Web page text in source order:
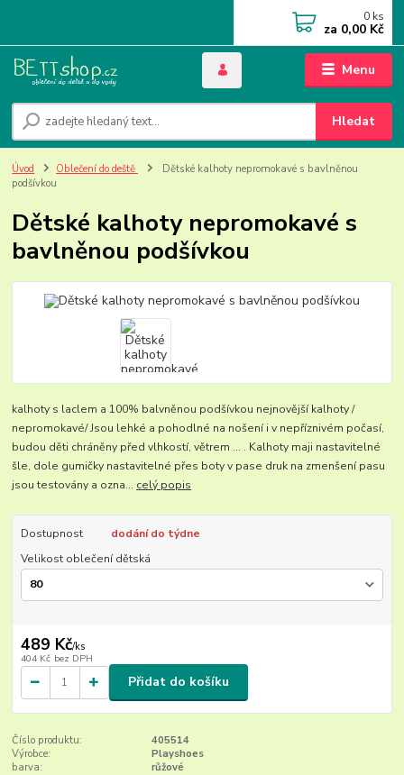
Menu
Hledat
0 ks
za 0,00 Kč
Úvod Oblečení do deště
Dětské kalhoty nepromokavé s bavlněnou
podšívkou
Dětské kalhoty nepromokavé s
bavlněnou podšívkou
kalhoty s laclem a 100% balvněnou podšívkou nejnovější kalhoty /
nepromokavé/ Jsou lehké a pohodlné na nošení i v nepříznivém počasí,
budou děti chráněny před vlhkostí, větrem ... . Kalhoty maji nastavitelné
šle, dole gumičky nastavitelné přes boty v pase druk na zmenšení pasu
jsou testovány a ozna... celý popis
Dostupnost
dodání do týdne
Velikost oblečení dětská
489 Kč/ks
404 Kč bez DPH
Přidat do košíku
Číslo produktu:
405514
Výrobce:
Playshoes
barva:
růžové